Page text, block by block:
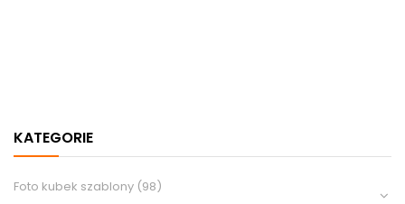
KATEGORIE
Foto kubek szablony (98)